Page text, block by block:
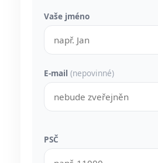
Vaše jméno
E-mail (nepovinné)
PSČ